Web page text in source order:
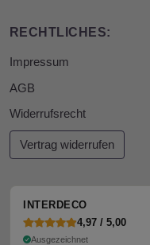
RECHTLICHES:
Impressum
AGB
Widerrufsrecht
Vertrag widerrufen
INTERDECO
4,97 / 5,00
Ausgezeichnet